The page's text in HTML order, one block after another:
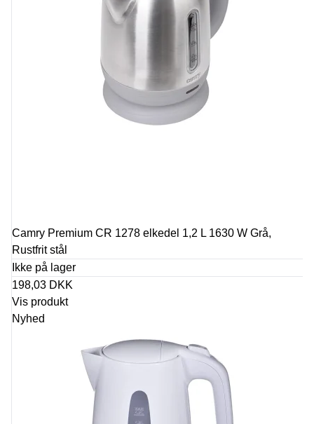
Camry Premium CR 1278 elkedel 1,2 L 1630 W Grå,
Rustfrit stål
Ikke på lager
198,03 DKK
Vis produkt
Nyhed